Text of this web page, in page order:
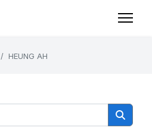
HEUNG AH